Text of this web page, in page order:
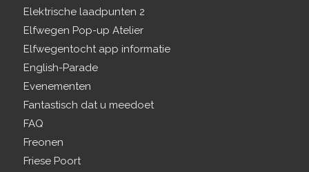
Elektrische laadpunten 2
Elfwegen Pop-up Atelier
Elfwegentocht app informatie
English-Parade
Evenementen
Fantastisch dat u meedoet
FAQ
Freonen
Friese Poort